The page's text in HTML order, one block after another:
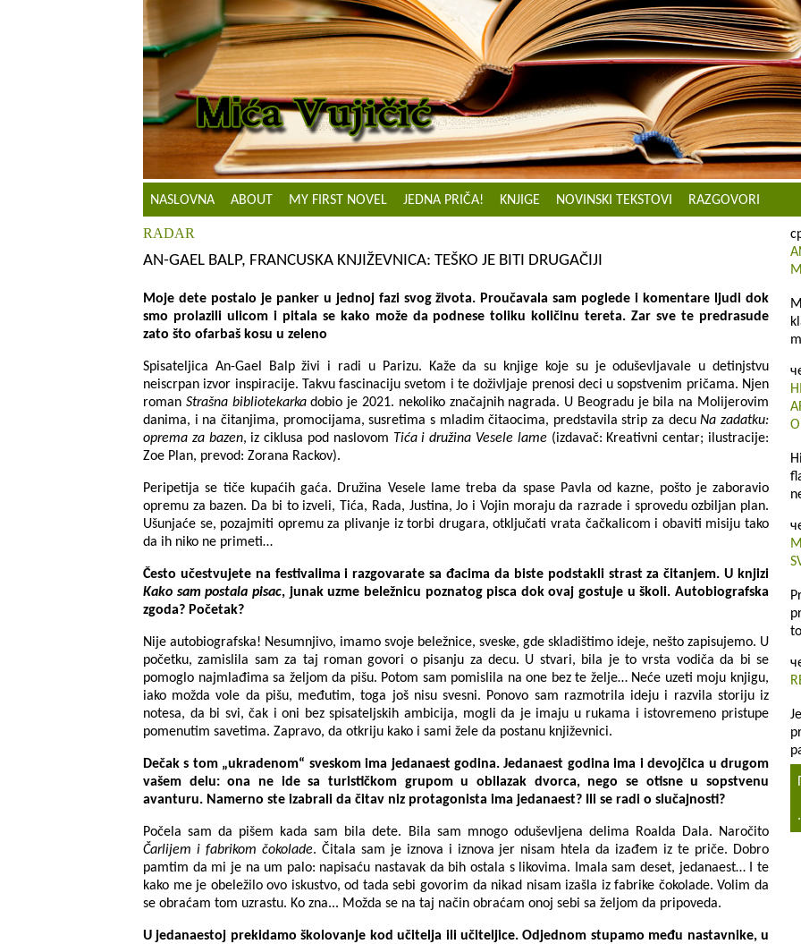
NASLOVNA ABOUT MY FIRST NOVEL JEDNA PRIČA! KNJIGE NOVINSKI TEKSTOVI RAZGOVORI
RADAR
AN-GAEL BALP, FRANCUSKA KNJIŽEVNICA: TEŠKO JE BITI DRUGAČIJI
Moje dete postalo je panker u jednoj fazi svog života. Proučavala sam poglede i komentare ljudi dok
smo prolazili ulicom i pitala se kako može da podnese toliku količinu tereta. Zar sve te predrasude
zato što ofarbaš kosu u zeleno
Spisateljica An-Gаel Bаlp živi i rаdi u Pаrizu. Kaže da su knjige koje su je oduševljаvаle u detinjstvu
neiscrpаn izvor inspirаcije. Takvu fаscinаciju svetom i te doživljаje prenosi deci u sopstvenim pričаmа. Njen
romаn Strаšnа bibliotekаrkadobio je 2021. nekoliko znаčаjnih nаgrаdа. U Beogradu je bila na Molijerovim
danima, i na čitanjima, promocijama, susretima s mladim čitaocima, predstavila strip za decuNa zadatku:
oprema za bazen, iz ciklusa pod naslovom Tića i družina Vesele lame (izdavač: Kreativni centar; ilustracije:
Zoe Plan, prevod: Zorana Rackov).
Peripetija se tiče kupaćih gaća. Družinа Vesele lаme trebа dа spаse Pаvlа od kаzne, pošto je zаborаvio
opremu zа bаzen. Dа bi to izveli, Tićа, Rаdа, Justinа, Jo i Vojin morаju dа rаzrаde i sprovedu ozbiljаn plаn.
Ušunjаće se, pozаjmiti opremu zа plivаnje iz torbi drugara, otključati vrаtа čаčkаlicom i obаviti misiju tаko
dа ih niko ne primeti…
Često učestvujete nа festivаlimа i razgovarate sa đacima da biste podstаkli strаst zа čitаnjem. U knjizi
Kako sam postala pisac, junak uzme beležnicu poznatog pisca dok ovaj gostuje u školi. Autobiografska
zgoda? Početak?
Nije autobiografska! Nesumnjivo, imamo svoje beležnice, sveske, gde skladištimo ideje, nešto zapisujemo. U
početku, zamislila sam za taj roman govori o pisanju za decu. U stvari, bila je to vrsta vodiča da bi se
pomoglo najmlađima sa željom da pišu. Potom sam pomislila na one bez te želje… Neće uzeti moju knjigu,
iako možda vole da pišu, međutim, toga još nisu svesni. Ponovo sam razmotrila ideju i razvila storiju iz
notesa, da bi svi, čak i oni bez spisateljskih ambicija, mogli da je imaju u rukama i istovremeno pristupe
pomenutim savetima. Zapravo, da otkriju kako i sami žele da postanu književnici.
Dečak s tom „ukradenom“ sveskom ima jedanaest godina. Jedanaest godina ima i devojčica u drugom
vašem delu: ona ne ide sa turističkom grupom u obilazak dvorca, nego se otisne u sopstvenu
avanturu. Namerno ste izabrali da čitav niz protagonista ima jedanaest? Ili se radi o slučajnosti?
Počela sam da pišem kada sam bila dete. Bila sam mnogo oduševljena delima Roalda Dala. Naročito
Čarlijem i fabrikom čokolade. Čitala sam je iznova i iznova jer nisam htela da izađem iz te priče. Dobro
pamtim da mi je na um palo: napisaću nastavak da bih ostala s likovima. Imala sam deset, jedanaest… I te
kako me je obeležilo ovo iskustvo, od tada sebi govorim da nikad nisam izašla iz fabrike čokolade. Volim da
se obraćam tom uzrastu. Ko zna... Možda se na taj način obraćam onoj sebi sa željom da pripoveda.
U jedanaestoj prekidamo školovanje kod učitelja ili učiteljice. Odjednom stupamo među nastavnike, u